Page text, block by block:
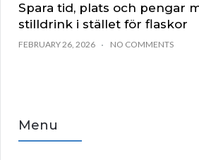
Spara tid, plats och pengar
stilldrink i stället för flaskor
FEBRUARY 26, 2026 NO COMMENTS
Menu